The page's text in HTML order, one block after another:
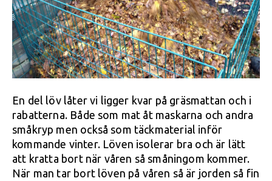
En del löv låter vi ligger kvar på gräsmattan och i
rabatterna. Både som mat åt maskarna och andra
småkryp men också som täckmaterial inför
kommande vinter. Löven isolerar bra och är lätt
att kratta bort när våren så småningom kommer.
När man tar bort löven på våren så är jorden så fin